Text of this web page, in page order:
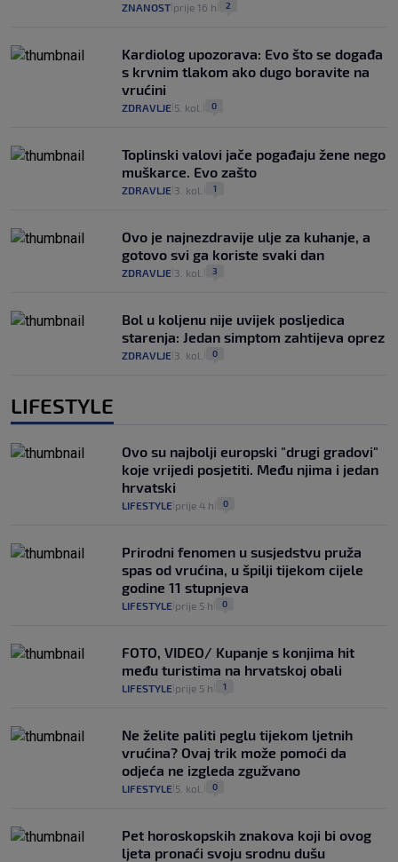
ZNANOST prije 16 h 2
Kardiolog upozorava: Evo što se događa
s krvnim tlakom ako dugo boravite na
vrućini
ZDRAVLJE 5. kol. 0
Toplinski valovi jače pogađaju žene nego
muškarce. Evo zašto
ZDRAVLJE 3. kol. 1
Ovo je najnezdravije ulje za kuhanje, a
gotovo svi ga koriste svaki dan
ZDRAVLJE 3. kol. 3
Bol u koljenu nije uvijek posljedica
starenja: Jedan simptom zahtijeva oprez
ZDRAVLJE 3. kol. 0
LIFESTYLE
Ovo su najbolji europski "drugi gradovi"
koje vrijedi posjetiti. Među njima i jedan
hrvatski
LIFESTYLE prije 4 h 0
Prirodni fenomen u susjedstvu pruža
spas od vrućina, u špilji tijekom cijele
godine 11 stupnjeva
LIFESTYLE prije 5 h 0
FOTO, VIDEO/ Kupanje s konjima hit
među turistima na hrvatskoj obali
LIFESTYLE prije 5 h 1
Ne želite paliti peglu tijekom ljetnih
vrućina? Ovaj trik može pomoći da
odjeća ne izgleda zgužvano
LIFESTYLE 5. kol. 0
Pet horoskopskih znakova koji bi ovog
ljeta pronaći svoju srodnu dušu